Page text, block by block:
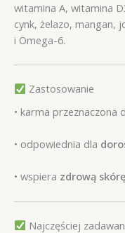
witamina A, witamina
cynk, żelazo, mangan,
i Omega-6.
Zastosowanie
• karma przeznaczona
• odpowiednia dla
• wspiera zdrową
Najczęściej